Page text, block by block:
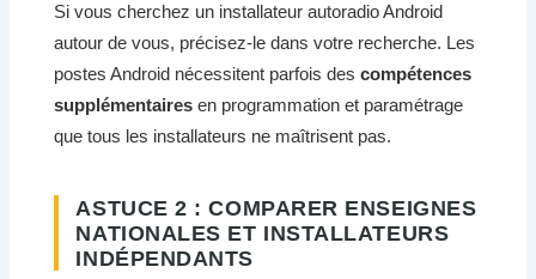
Si vous cherchez un installateur autoradio Android
autour de vous, précisez-le dans votre recherche. Les
postes Android nécessitent parfois descompétences
supplémentaires en programmation et paramétrage
que tous les installateurs ne maîtrisent pas.
ASTUCE 2 : COMPARER ENSEIGNES
NATIONALES ET INSTALLATEURS
INDÉPENDANTS